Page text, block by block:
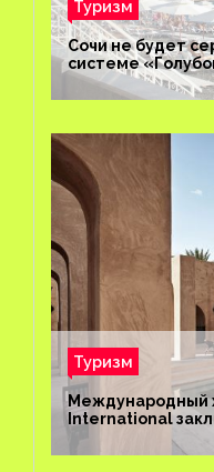
Туризм
Сочи не будет
системе
Туризм
Международный
International
управлении
Resort в Дубае